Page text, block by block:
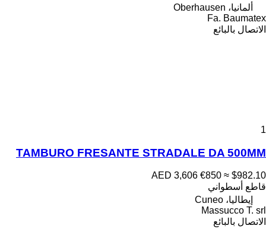
ألمانيا، Oberhausen
Fa. Baumatex
الاتصال بالبائع
1
TAMBURO FRESANTE STRADALE DA 500MM
AED 3,606 €850 ≈ $982.10
قاطع أسطواني
إيطاليا، Cuneo
Massucco T. srl
الاتصال بالبائع